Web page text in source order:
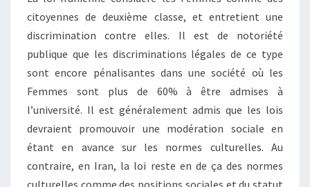
citoyennes de deuxième classe, et entretient une
discrimination contre elles. Il est de notoriété
publique que les discriminations légales de ce type
sont encore pénalisantes dans une société où les
Femmes sont plus de 60% à être admises à
l’université. Il est généralement admis que les lois
devraient promouvoir une modération sociale en
étant en avance sur les normes culturelles. Au
contraire, en Iran, la loi reste en de ça des normes
culturelles comme des positions sociales et du statut